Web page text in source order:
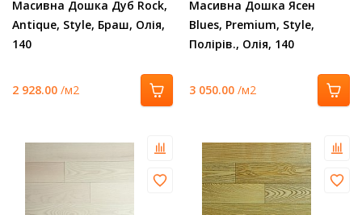
Масивна Дошка Дуб Rock,
Antique, Style, Браш, Олія,
140
2 928.00 /м2
Масивна Дошка Ясен
Blues, Premium, Style,
Полірів., Олія, 140
3 050.00 /м2